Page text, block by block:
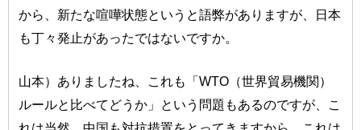
から、新たな喧嘩状態というと語弊がありますが、日本
も丁々発止があったではないですか。
山本）ありましたね、これも「WTO（世界貿易機関）
ルールと比べてどうか」という問題もあるのですが、こ